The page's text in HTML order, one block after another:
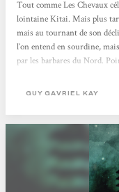
Tout comme Les Chevaux
lointaine Kitai. Mais plus
mais au tournant de son
l’on entend en sourdine,
par les barbares du Nord.
en va-t-il de toutes les
GUY GAVRIEL KAY